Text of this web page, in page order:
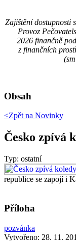
Zajištění dostupnosti
Provoz
2026 finančně
z finančních
Obsah
<Zpět na Novinky
Česko zpívá
Typ: ostatní
republice se zapojí i
Příloha
pozvánka
Vytvořeno: 28. 11.